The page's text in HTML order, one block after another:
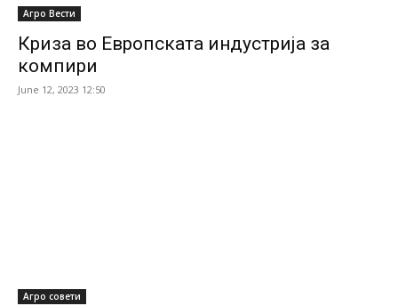
Агро Вести
Криза во Европската индустрија за
компири
June 12, 2023 12:50
Агро совети